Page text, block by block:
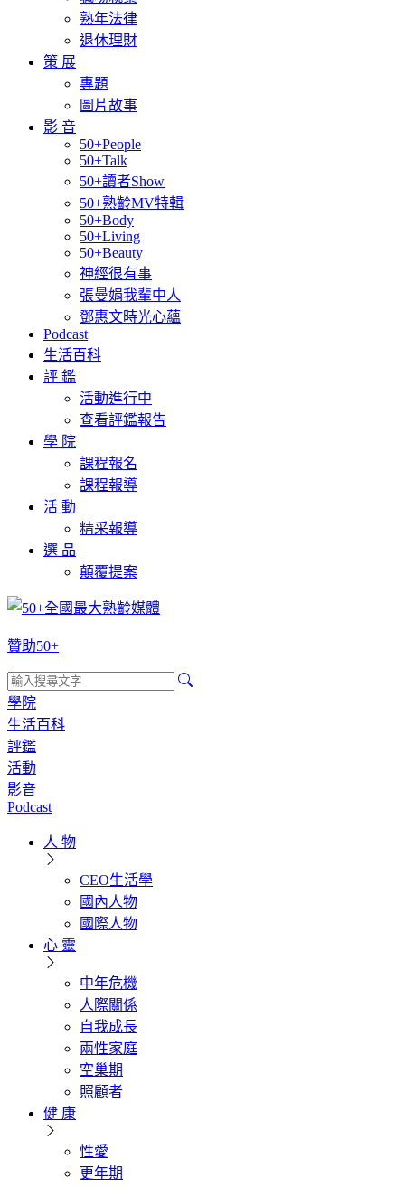
熟年法律
退休理財
策 展
專題
圖片故事
影 音
50+People
50+Talk
50+讀者Show
50+熟齡MV特輯
50+Body
50+Living
50+Beauty
神經很有事
張曼娟我輩中人
鄧惠文時光心蘊
Podcast
生活百科
評 鑑
活動進行中
查看評鑑報告
學 院
課程報名
課程報導
活 動
精采報導
選 品
顛覆提案
贊助50+
學院
生活百科
評鑑
活動
影音
Podcast
人 物
CEO生活學
國內人物
國際人物
心 靈
中年危機
人際關係
自我成長
兩性家庭
空巢期
照顧者
健 康
性愛
更年期